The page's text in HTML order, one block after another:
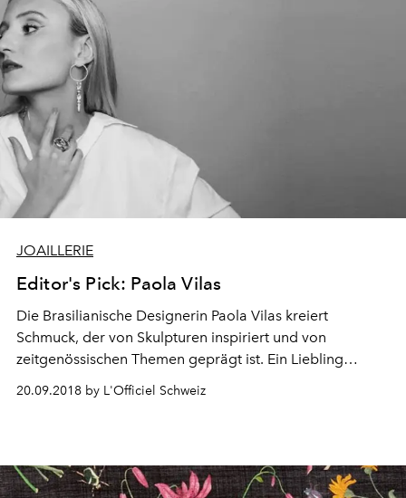
JOAILLERIE
Editor's Pick: Paola Vilas
Die Brasilianische Designerin Paola Vilas kreiert
Schmuck, der von Skulpturen inspiriert und von
zeitgenössischen Themen geprägt ist. Ein Liebling
unserer Redaktion.
20.09.2018 by L'Officiel Schweiz